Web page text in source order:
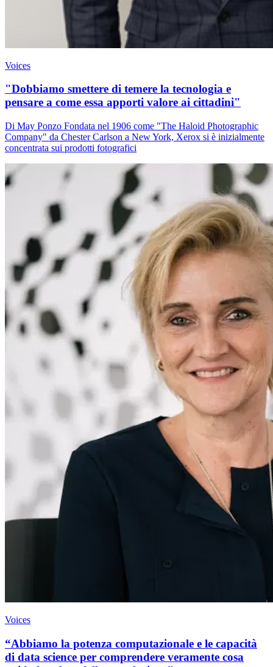
Voices
"Dobbiamo smettere di temere la tecnologia e
pensare a come essa apporti valore ai cittadini"
Di May Ponzo Fondata nel 1906 come "The Haloid Photographic
Company" da Chester Carlson a New York, Xerox si è inizialmente
concentrata sui prodotti fotografici
Voices
“Abbiamo la potenza computazionale e le capacità
di data science per comprendere veramente cosa